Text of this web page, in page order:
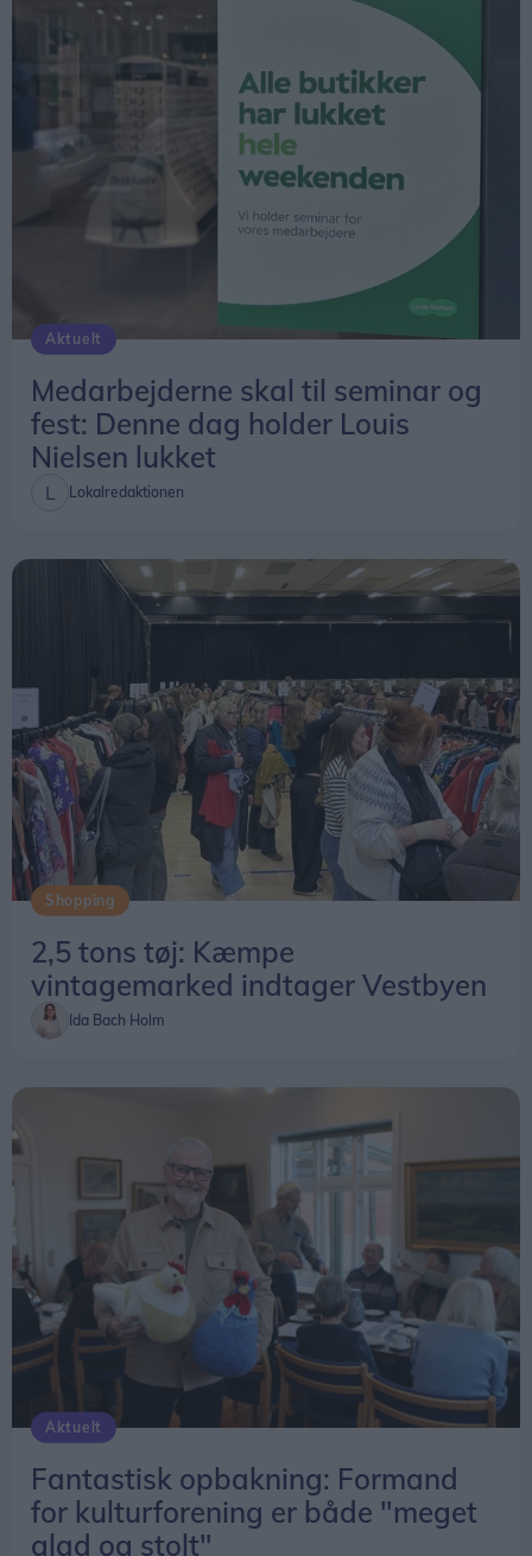
Aktuelt
Medarbejderne skal til seminar og
fest: Denne dag holder Louis
Nielsen lukket
Lokalredaktionen
Shopping
2,5 tons tøj: Kæmpe
vintagemarked indtager Vestbyen
Ida Bach Holm
Aktuelt
Fantastisk opbakning: Formand
for kulturforening er både "meget
glad og stolt"